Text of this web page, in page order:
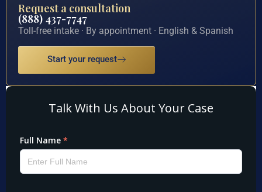
Request a consultation
(888) 437-7747
Toll-free intake · By appointment · English & Spanish
Start your request